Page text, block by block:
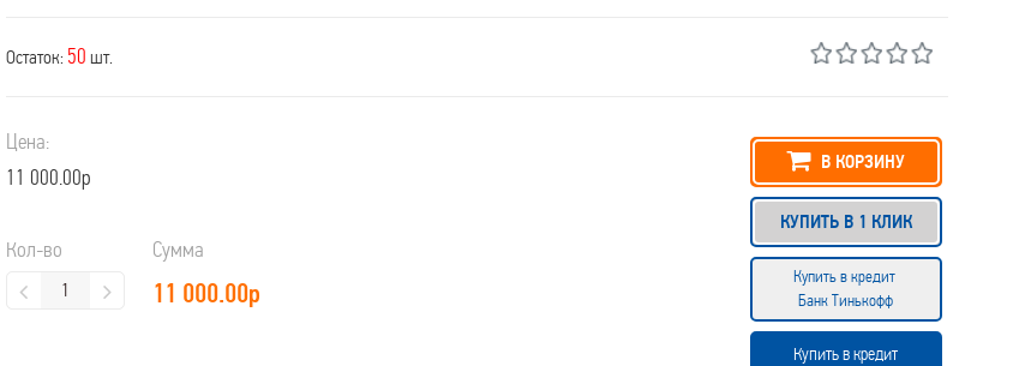
Остаток: 50 шт.
Цена:
11 000.00р
Кол-во Сумма
11 000.00р
В КОРЗИНУ
КУПИТЬ В 1 КЛИК
Купить в кредит
Банк Тинькофф
Купить в кредит